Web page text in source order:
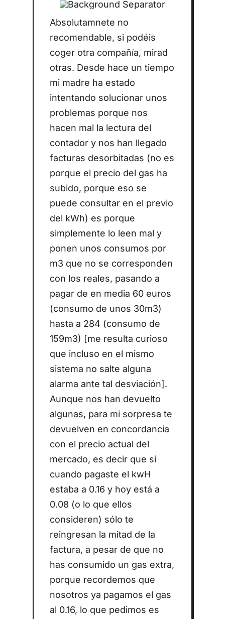
Absolutamnete no
recomendable, si podéis
coger otra compañía, mirad
otras. Desde hace un tiempo
mi madre ha estado
intentando solucionar unos
problemas porque nos
hacen mal la lectura del
contador y nos han llegado
facturas desorbitadas (no es
porque el precio del gas ha
subido, porque eso se
puede consultar en el previo
del kWh) es porque
simplemente lo leen mal y
ponen unos consumos por
m3 que no se corresponden
con los reales, pasando a
pagar de en media 60 euros
(consumo de unos 30m3)
hasta a 284 (consumo de
159m3) [me resulta curioso
que incluso en el mismo
sistema no salte alguna
alarma ante tal desviación].
Aunque nos han devuelto
algunas, para mi sorpresa te
devuelven en concordancia
con el precio actual del
mercado, es decir que si
cuando pagaste el kwH
estaba a 0.16 y hoy está a
0.08 (o lo que ellos
consideren) sólo te
reingresan la mitad de la
factura, a pesar de que no
has consumido un gas extra,
porque recordemos que
nosotros ya pagamos el gas
al 0.16, lo que pedimos es